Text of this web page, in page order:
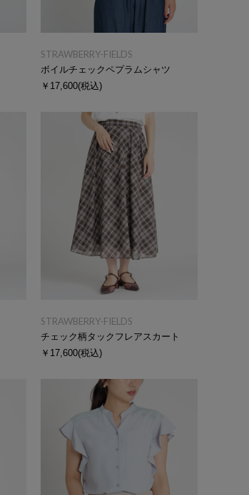
STRAWBERRY-FIELDS
ボイルチェックペプラムシャツ
￥17,600(税込)
STRAWBERRY-FIELDS
チェック柄タックフレアスカート
￥17,600(税込)